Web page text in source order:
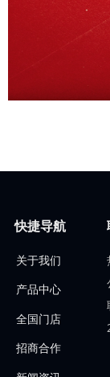
快捷导航
关于我们
产品中心
全国门店
招商合作